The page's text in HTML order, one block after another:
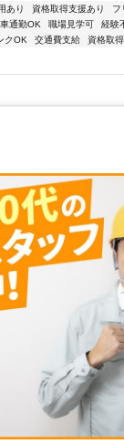
あり 資格取得支援あり
フ
車通勤OK 職場見学可 経験
クOK 交通費支給 資格取